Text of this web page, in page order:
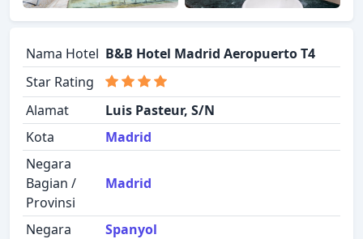
Nama Hotel B&B Hotel Madrid Aeropuerto T4
Star Rating
Alamat
Luis Pasteur, S/N
Kota
Madrid
Negara
Bagian /
Provinsi
Madrid
Negara Spanyol